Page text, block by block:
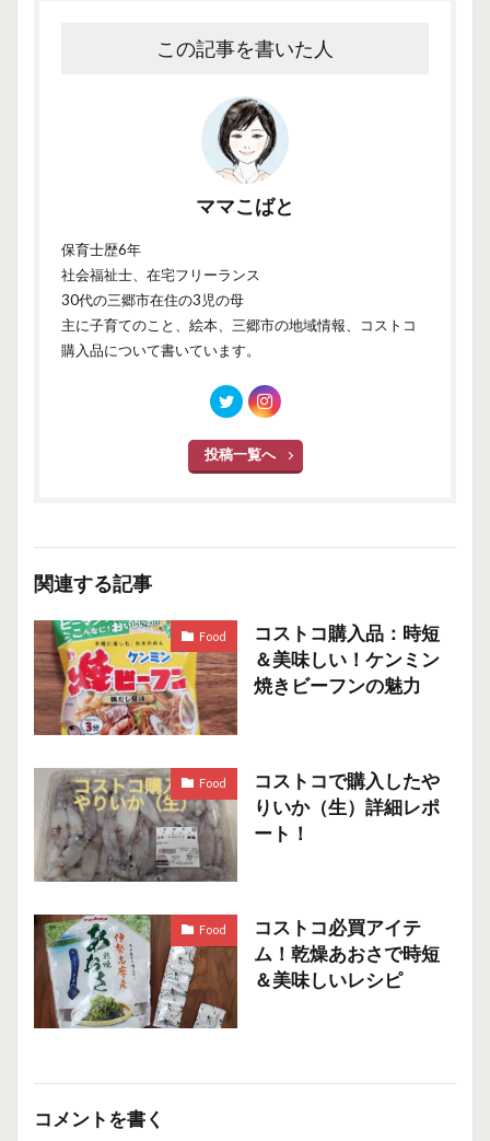
この記事を書いた人
ママこばと
保育士歴6年
社会福祉士、在宅フリーランス
30代の三郷市在住の3児の母
主に子育てのこと、絵本、三郷市の地域情報、コストコ
購入品について書いています。
投稿一覧へ
関連する記事
Food
コストコ購入品：時短
＆美味しい！ケンミン
焼きビーフンの魅力
Food
コストコで購入したや
りいか（生）詳細レポ
ート！
Food
コストコ必買アイテ
ム！乾燥あおさで時短
＆美味しいレシピ
コメントを書く